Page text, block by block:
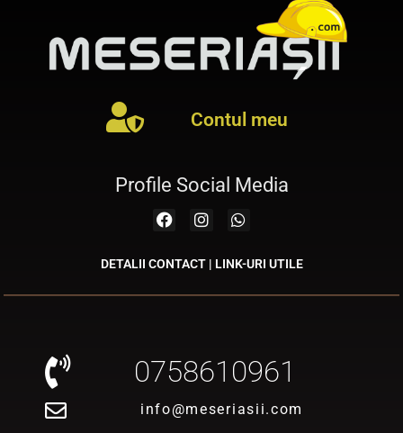
Contul meu
Profile Social Media
DETALII CONTACT | LINK-URI UTILE
0758610961
info@meseriasii.com